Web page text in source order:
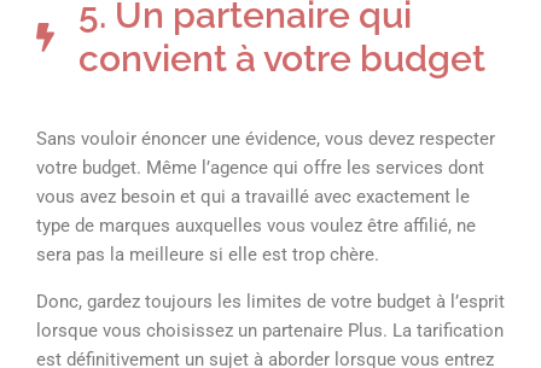
5. Un partenaire qui
convient à votre budget
Sans vouloir énoncer une évidence, vous devez respecter
votre budget. Même l’agence qui offre les services dont
vous avez besoin et qui a travaillé avec exactement le
type de marques auxquelles vous voulez être affilié, ne
sera pas la meilleure si elle est trop chère.
Donc, gardez toujours les limites de votre budget à l’esprit
lorsque vous choisissez un partenaire Plus. La tarification
est définitivement un sujet à aborder lorsque vous entrez